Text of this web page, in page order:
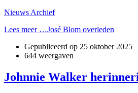
Nieuws Archief
Lees meer …José Blom overleden
Gepubliceerd op 25 oktober 2025
644 weergaven
Johnnie Walker